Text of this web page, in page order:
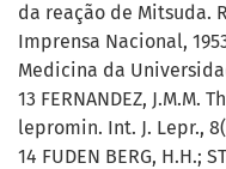
da reação de Mitsuda.
Imprensa Nacional,
Medicina da
13 FERNANDEZ,
lepromin. Int. J. Lepr.,
14 FUDEN BERG, H.H.;